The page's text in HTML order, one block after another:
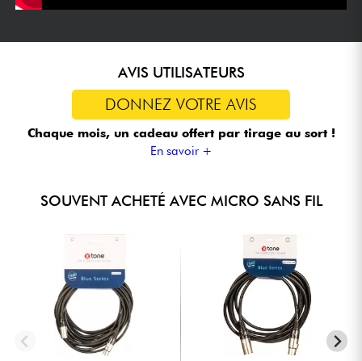
AVIS UTILISATEURS
DONNEZ VOTRE AVIS
Chaque mois, un cadeau offert par tirage au sort !
En savoir +
SOUVENT ACHETÉ AVEC MICRO SANS FIL